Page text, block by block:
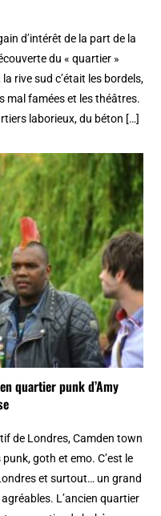
d’intérêt de la part de la
du « quartier »
rive sud c’était les bordels,
mal famées et les théâtres.
laborieux, du béton […]
quartier punk d’Amy
de Londres, Camden town
goth et emo. C’est le
et surtout… un grand
L’ancien quartier